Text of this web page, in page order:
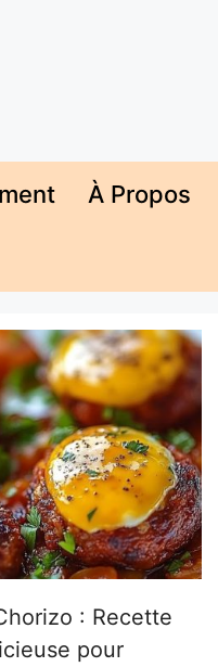
À Propos
: Recette
pour